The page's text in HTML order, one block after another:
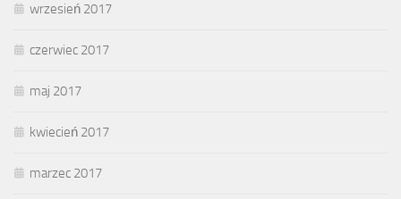
wrzesień 2017
czerwiec 2017
maj 2017
kwiecień 2017
marzec 2017